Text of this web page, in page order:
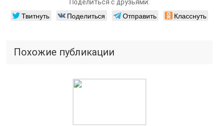
Поделиться с друзьями:
Твитнуть Поделиться Отправить Класснуть
Похожие публикации